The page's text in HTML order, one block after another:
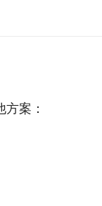
案：